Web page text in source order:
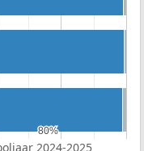
80%
80%
2024-2025